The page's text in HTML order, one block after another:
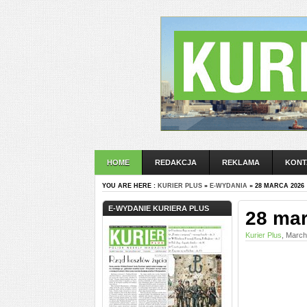
HOME REDAKCJA REKLAMA
YOU ARE HERE : KURIER PLUS » E-WYDANIA » 28 MARCA 2026
E-WYDANIE KURIERA PLUS 28
Kurier Plus ,